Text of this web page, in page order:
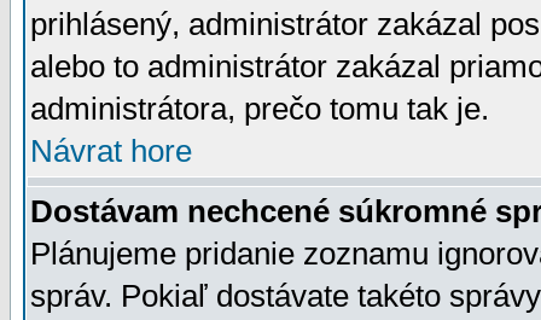
prihlásený, administrátor zakázal
alebo to administrátor zakázal
administrátora, prečo tomu tak je.
Návrat hore
Dostávam nechcené súkromné
Plánujeme pridanie zoznamu
správ. Pokiaľ dostávate takéto